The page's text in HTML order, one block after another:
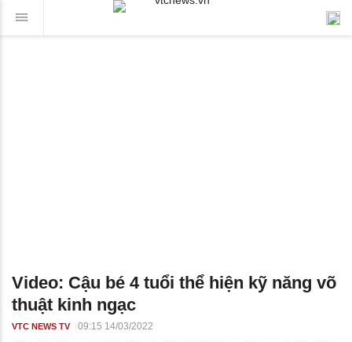
Video: Cậu bé 4 tuổi thể hiện kỹ năng võ
thuật kinh ngạc
VTC NEWS TV 09:15 14/03/2022